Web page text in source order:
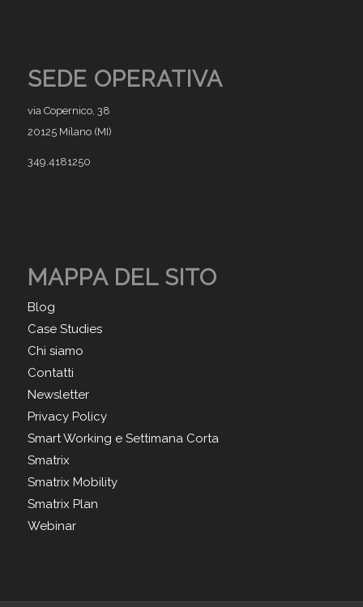
SEDE OPERATIVA
via Copernico, 38
20125 Milano (MI)
349.4181250
MAPPA DEL SITO
Blog
Case Studies
Chi siamo
Contatti
Newsletter
Privacy Policy
Smart Working e Settimana Corta
Smatrix
Smatrix Mobility
Smatrix Plan
Webinar